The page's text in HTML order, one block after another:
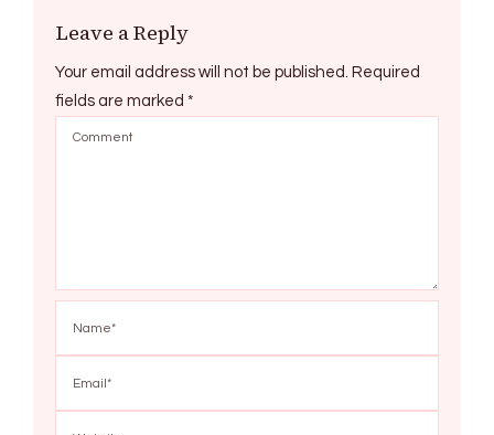
Leave a Reply
Your email address will not be published. Required
fields are marked *